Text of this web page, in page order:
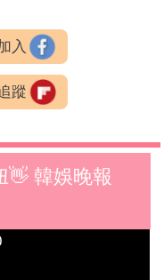
入
蹤
👋 韓娛晚報